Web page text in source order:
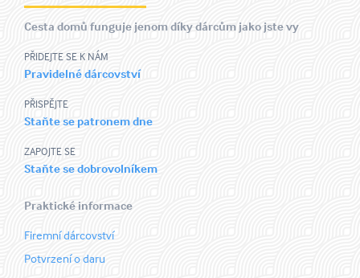
Cesta domů funguje jenom díky dárcům jako jste vy
PŘIDEJTE SE K NÁM
Pravidelné dárcovství
PŘISPĚJTE
Staňte se patronem dne
ZAPOJTE SE
Staňte se dobrovolníkem
Praktické informace
Firemní dárcovství
Potvrzení o daru